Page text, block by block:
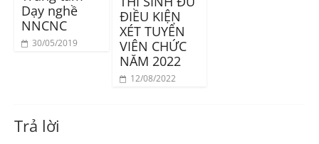
Dạy nghề
NNCNC
30/05/2019
ĐIỀU KIỆN
XÉT TUYỂN
VIÊN CHỨC
NĂM 2022
12/08/2022
Trả lời